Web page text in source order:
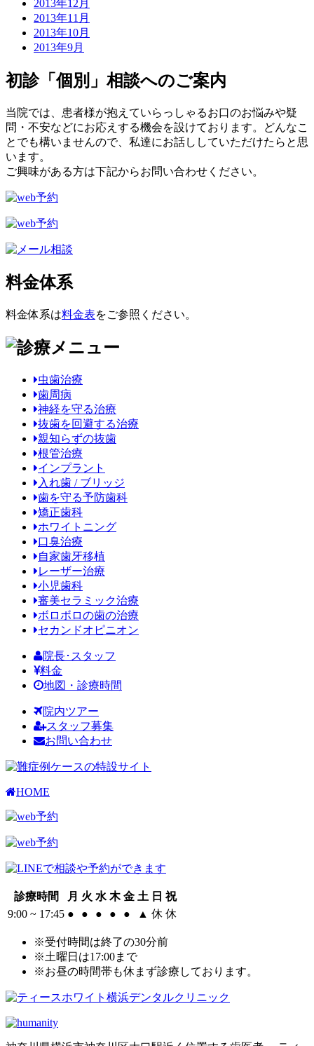
2013年12月
2013年11月
2013年10月
2013年9月
初診「個別」相談へのご案内
当院では、患者様が抱えていらっしゃるお口のお悩みや疑
問・不安などにお応えする機会を設けております。どんなこ
とでも構いませんので、私達にお話ししていただけたらと思
います。
ご興味がある方は下記からお問い合わせください。
料金体系
料金体系は料金表をご参照ください。
虫歯治療
歯周病
神経を守る治療
抜歯を回避する治療
親知らずの抜歯
根管治療
インプラント
入れ歯 / ブリッジ
歯を守る予防歯科
矯正歯科
ホワイトニング
口臭治療
自家歯牙移植
レーザー治療
小児歯科
審美セラミック治療
ボロボロの歯の治療
セカンドオピニオン
院長･スタッフ
料金
地図・診療時間
院内ツアー
スタッフ募集
お問い合わせ
HOME
診療時間 月 火 水 木 金 土 日 祝
9:00 ~ 17:45 ● ● ● ● ● ▲ 休 休
※受付時間は終了の30分前
※土曜日は17:00まで
※お昼の時間帯も休まず診療しております。